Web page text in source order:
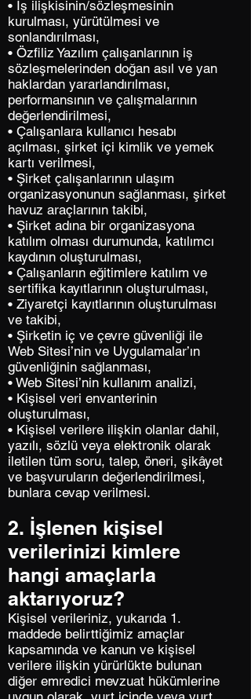
• İş ilişkisinin/sözleşmesinin
kurulması, yürütülmesi ve
sonlandırılması,
• Özfiliz Yazılım çalışanlarının iş
sözleşmelerinden doğan asıl ve yan
haklardan yararlandırılması,
performansının ve çalışmalarının
değerlendirilmesi,
• Çalışanlara kullanıcı hesabı
açılması, şirket içi kimlik ve yemek
kartı verilmesi,
• Şirket çalışanlarının ulaşım
organizasyonunun sağlanması, şirket
havuz araçlarının takibi,
• Şirket adına bir organizasyona
katılım olması durumunda, katılımcı
kaydının oluşturulması,
• Çalışanların eğitimlere katılım ve
sertifika kayıtlarının oluşturulması,
• Ziyaretçi kayıtlarının oluşturulması
ve takibi,
• Şirketin iç ve çevre güvenliği ile
Web Sitesi’nin ve Uygulamalar’ın
güvenliğinin sağlanması,
• Web Sitesi’nin kullanım analizi,
• Kişisel veri envanterinin
oluşturulması,
• Kişisel verilere ilişkin olanlar dahil,
yazılı, sözlü veya elektronik olarak
iletilen tüm soru, talep, öneri, şikâyet
ve başvuruların değerlendirilmesi,
bunlara cevap verilmesi.
2. İşlenen kişisel
verilerinizi kimlere
hangi amaçlarla
aktarıyoruz?
Kişisel verileriniz, yukarıda 1.
maddede belirttiğimiz amaçlar
kapsamında ve kanun ve kişisel
verilere ilişkin yürürlükte bulunan
diğer emredici mevzuat hükümlerine